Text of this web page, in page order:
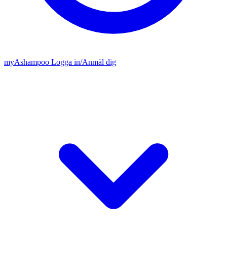
myAshampoo Logga in/Anmäl dig